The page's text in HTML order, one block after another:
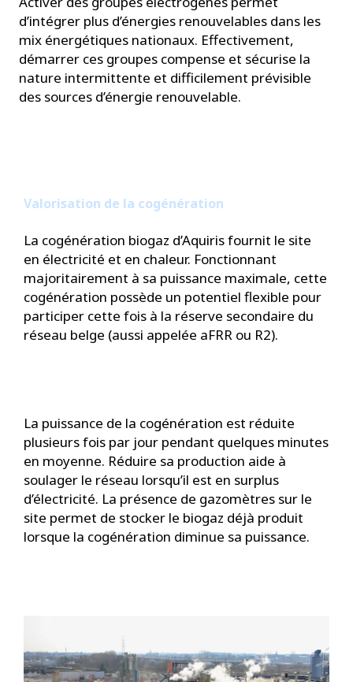
d’intégrer plus d’énergies renouvelables dans les
mix énergétiques nationaux. Effectivement,
démarrer ces groupes compense et sécurise la
nature intermittente et difficilement prévisible
des sources d’énergie renouvelable.
Valorisation de la cogénération
La cogénération biogaz d’Aquiris fournit le site
en électricité et en chaleur. Fonctionnant
majoritairement à sa puissance maximale, cette
cogénération possède un potentiel flexible pour
participer cette fois à la réserve secondaire du
réseau belge (aussi appelée aFRR ou R2).
La puissance de la cogénération est réduite
plusieurs fois par jour pendant quelques minutes
en moyenne. Réduire sa production aide à
soulager le réseau lorsqu’il est en surplus
d’électricité. La présence de gazomètres sur le
site permet de stocker le biogaz déjà produit
lorsque la cogénération diminue sa puissance.